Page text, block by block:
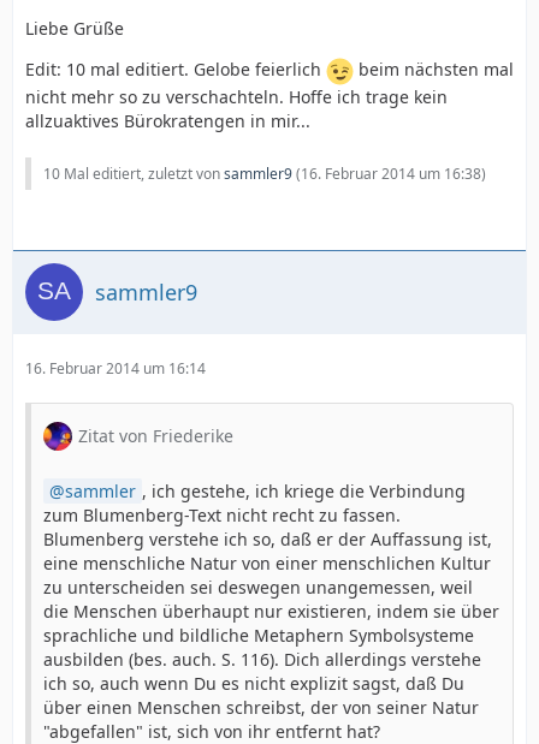
Liebe Grüße
Edit: 10 mal editiert. Gelobe feierlich
beim nächsten mal
nicht mehr so zu verschachteln. Hoffe ich trage kein
allzuaktives Bürokratengen in mir...
10 Mal editiert, zuletzt vonsammler9(16. Februar 2014 um 16:38)
sammler9
16. Februar 2014 um 16:14
Zitat von Friederike
sammler , ich gestehe, ich kriege die Verbindung
zum Blumenberg-Text nicht recht zu fassen.
Blumenberg verstehe ich so, daß er der Auffassung ist,
eine menschliche Natur von einer menschlichen Kultur
zu unterscheiden sei deswegen unangemessen, weil
die Menschen überhaupt nur existieren, indem sie über
sprachliche und bildliche Metaphern Symbolsysteme
ausbilden (bes. auch. S. 116). Dich allerdings verstehe
ich so, auch wenn Du es nicht explizit sagst, daß Du
über einen Menschen schreibst, der von seiner Natur
"abgefallen" ist, sich von ihr entfernt hat?